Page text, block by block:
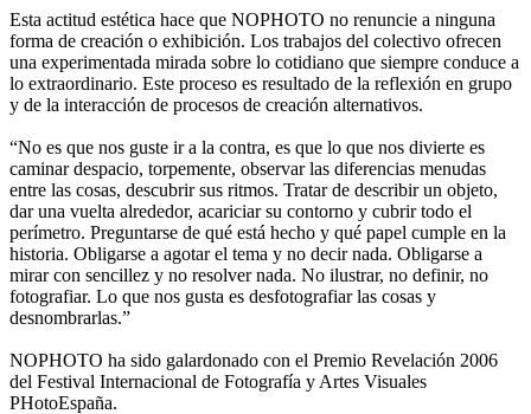
Esta actitud estética hace que NOPHOTO no renuncie a ninguna
forma de creación o exhibición. Los trabajos del colectivo ofrecen
una experimentada mirada sobre lo cotidiano que siempre conduce a
lo extraordinario. Este proceso es resultado de la reflexión en grupo
y de la interacción de procesos de creación alternativos.
“No es que nos guste ir a la contra, es que lo que nos divierte es
caminar despacio, torpemente, observar las diferencias menudas
entre las cosas, descubrir sus ritmos. Tratar de describir un objeto,
dar una vuelta alrededor, acariciar su contorno y cubrir todo el
perímetro. Preguntarse de qué está hecho y qué papel cumple en la
historia. Obligarse a agotar el tema y no decir nada. Obligarse a
mirar con sencillez y no resolver nada. No ilustrar, no definir, no
fotografiar. Lo que nos gusta es desfotografiar las cosas y
desnombrarlas.”
NOPHOTO ha sido galardonado con el Premio Revelación 2006
del Festival Internacional de Fotografía y Artes Visuales
PHotoEspaña.